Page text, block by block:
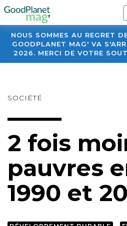
NOUS SOMMES AU REGRET
GOODPLANET MAG' VA
2026. MERCI DE VOTRE
SOCIÉTÉ
2 fois
pauvres
1990 et